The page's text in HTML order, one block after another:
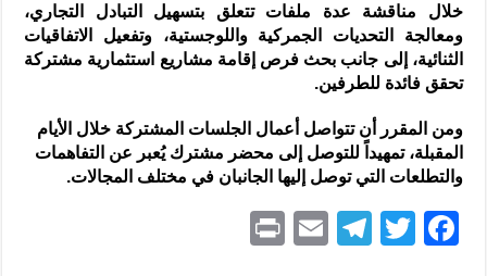
خلال مناقشة عدة ملفات تتعلق بتسهيل التبادل التجاري،
ومعالجة التحديات الجمركية واللوجستية، وتفعيل الاتفاقيات
الثنائية، إلى جانب بحث فرص إقامة مشاريع استثمارية مشتركة
تحقق فائدة للطرفين.
ومن المقرر أن تتواصل أعمال الجلسات المشتركة خلال الأيام
المقبلة، تمهيداً للتوصل إلى محضر مشترك يُعبر عن التفاهمات
والتطلعات التي توصل إليها الجانبان في مختلف المجالات.
F
T
T
E